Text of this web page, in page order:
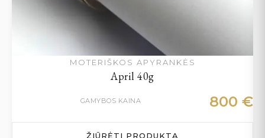
MOTERIŠKOS APYRANKĖS
April 40g
GAMYBOS KAINA 800 €
ŽIŪRĖTI PRODUKTĄ